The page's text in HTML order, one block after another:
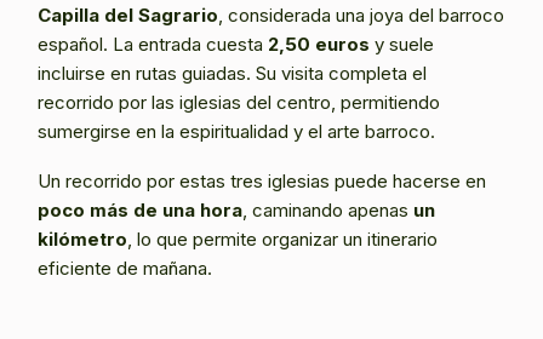
Capilla del Sagrario, considerada una joya del barroco
español. La entrada cuesta 2,50 euros y suele
incluirse en rutas guiadas. Su visita completa el
recorrido por las iglesias del centro, permitiendo
sumergirse en la espiritualidad y el arte barroco.
Un recorrido por estas tres iglesias puede hacerse en
poco más de una hora, caminando apenas un
kilómetro, lo que permite organizar un itinerario
eficiente de mañana.